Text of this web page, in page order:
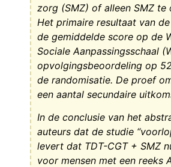
zorg (SMZ) of alleen SMZ te
Het primaire resultaat van
de gemiddelde score op de
Sociale Aanpassingsschaal
opvolgingsbeoordeling op
de randomisatie. De proef
een aantal secundaire
In de conclusie van het
auteurs dat de studie
levert dat TDT-CGT + SMZ
voor mensen met een reeks